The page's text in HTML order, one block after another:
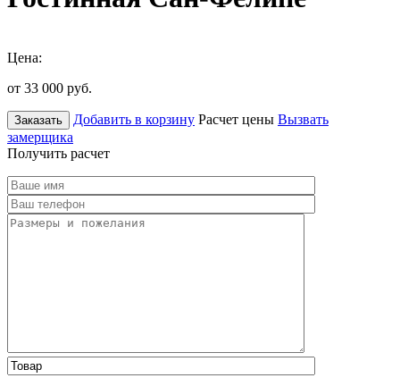
Цена:
от 33 000 руб.
Заказать Добавить в корзину Расчет цены Вызвать
замерщика
Получить расчет